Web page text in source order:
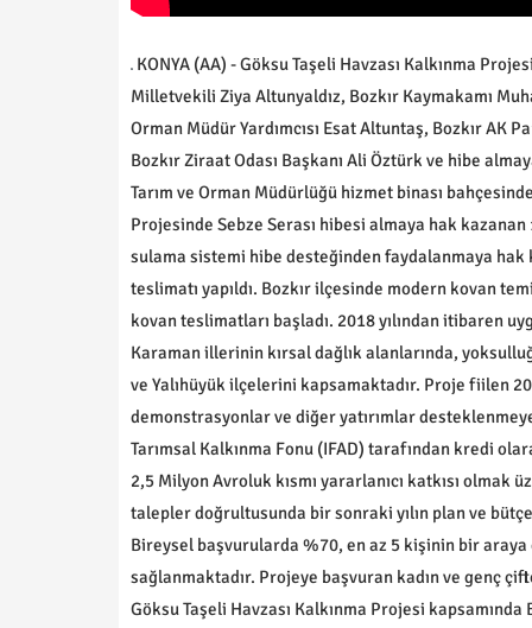
KONYA (AA) - Göksu Taşeli Havzası Kalkınma
Milletvekili Ziya Altunyaldız, Bozkır Kaymakamı
Orman Müdür Yardımcısı Esat Altuntaş, Bozkır AK
Bozkır Ziraat Odası Başkanı Ali Öztürk ve hibe
Tarım ve Orman Müdürlüğü hizmet binası
Projesinde Sebze Serası hibesi almaya hak
sulama sistemi hibe desteğinden faydalanmaya
teslimatı yapıldı. Bozkır ilçesinde modern kovan
kovan teslimatları başladı. 2018 yılından itibaren
Karaman illerinin kırsal dağlık alanlarında,
ve Yalıhüyük ilçelerini kapsamaktadır. Proje fiilen
demonstrasyonlar ve diğer yatırımlar
Tarımsal Kalkınma Fonu (IFAD) tarafından kredi
2,5 Milyon Avroluk kısmı yararlanıcı katkısı olmak
talepler doğrultusunda bir sonraki yılın plan ve
Bireysel başvurularda %70, en az 5 kişinin bir
sağlanmaktadır. Projeye başvuran kadın ve genç
Göksu Taşeli Havzası Kalkınma Projesi